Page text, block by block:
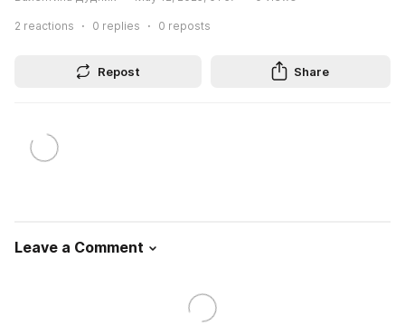
2 reactions 0 replies 0 reposts
Repost Share
Leave a Comment